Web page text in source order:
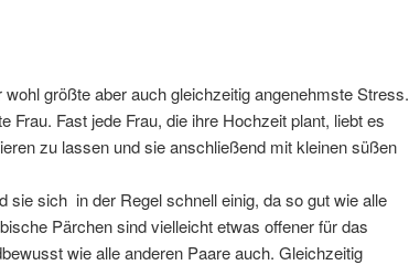
größte aber auch gleichzeitig angenehmste Stress.
Fast jede Frau, die ihre Hochzeit plant, liebt es
zu lassen und sie anschließend mit kleinen süßen
sie sich in der Regel schnell einig, da so gut wie alle
Pärchen sind vielleicht etwas offener für das
wie alle anderen Paare auch. Gleichzeitig